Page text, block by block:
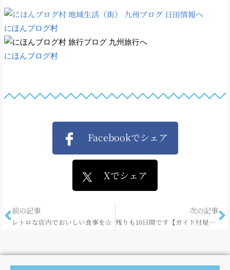
にほんブログ村
にほんブログ村
Facebookでシェア
Xでシェア
前の記事
レトロな店内でおいしい食事を☆
次の記事
残りも10日間です【ガイド付屋形船ナイトクルーズ】